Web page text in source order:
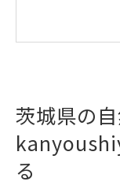
地元の
楽しみ
地元
茨城県
茨城県の
る